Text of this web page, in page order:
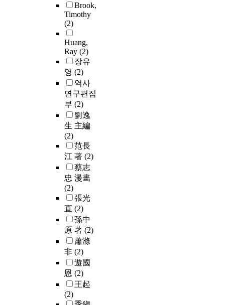
Brook,
Timothy
(2)
Huang,
Ray (2)
장유
영 (2)
역사
연구편집
부 (2)
劉逸
生 主編
(2)
范長
江 著 (2)
蔡志
忠 漫畵
(2)
張光
直 (2)
孫中
原 著 (2)
蕭滌
非 (2)
遊國
恩 (2)
王起
(2)